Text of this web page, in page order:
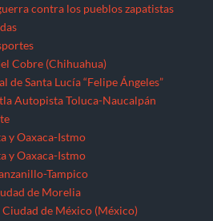
contra los pueblos zapatistas
Cobre (Chihuahua)
Santa Lucía “Felipe Ángeles”
Autopista Toluca-Naucalpán
y Oaxaca-Istmo
y Oaxaca-Istmo
Tampico
de Morelia
de México (México)